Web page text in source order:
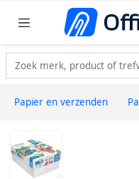
Papier en verzenden